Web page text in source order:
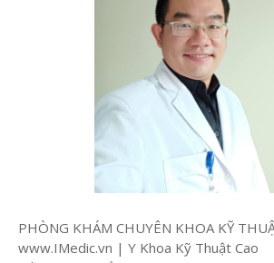
PHÒNG KHÁM CHUYÊN KHOA KỸ
www.IMedic.vn | Y Khoa Kỹ Thuật Cao